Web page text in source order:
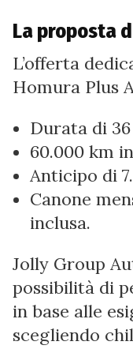
La proposta
L’offerta
Homura Plus
Durata di
60.000 km
Anticipo di
Canone
inclusa.
Jolly Group
possibilità di
in base alle
scegliendo